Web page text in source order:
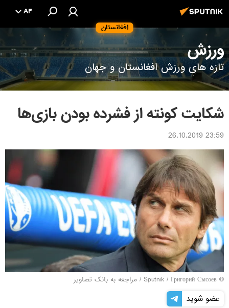
افغانستان
AF
ورزش
تازه های ورزش افغانستان و جهان
شکایت کونته از فشرده بودن بازی‌ها
23:59 26.10.2019
© Sputnik / Григорий Сысоев
/ مراجعه به بانک تصاویر
عضو شوید